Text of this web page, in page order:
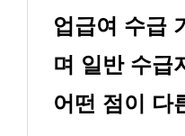
업급여 수급
며 일반 수급
어떤 점이 다